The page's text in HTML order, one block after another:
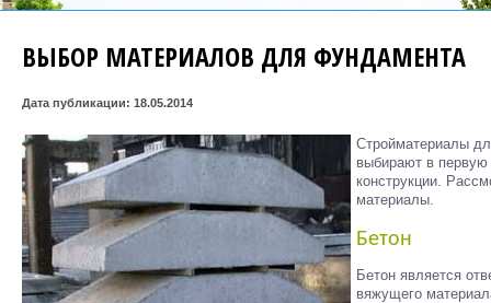
ВЫБОР МАТЕРИАЛОВ ДЛЯ ФУНДАМЕНТА
Дата публикации: 18.05.2014
Стройматериалы
выбирают в первую
конструкции.
материалы.
Бетон
Бетон является
вяжущего